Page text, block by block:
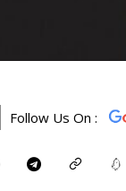
Follow Us On :